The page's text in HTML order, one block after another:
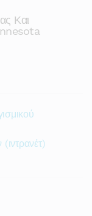
Και